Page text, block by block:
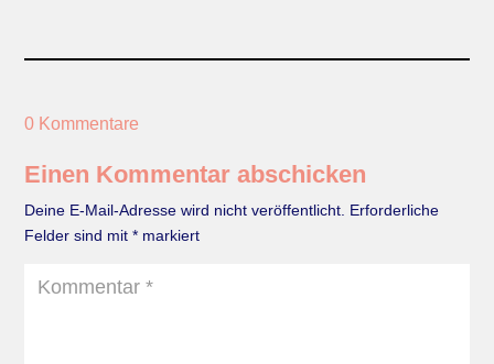
0 Kommentare
Einen Kommentar abschicken
Deine E-Mail-Adresse wird nicht veröffentlicht. Erforderliche
Felder sind mit* markiert